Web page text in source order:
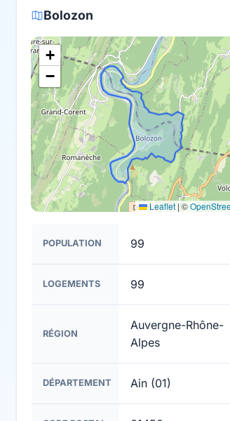
Bolozon
+
−
Leaflet | ©
POPULATION 99
LOGEMENTS 99
RÉGION
Auvergne-Rhône-
Alpes
DÉPARTEMENT Ain (01)